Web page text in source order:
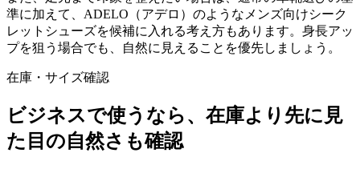
準に加えて、ADELO（アデロ）のようなメンズ向けシーク
レットシューズを候補に入れる考え方もあります。身長アッ
プを狙う場合でも、自然に見えることを優先しましょう。
在庫・サイズ確認
ビジネスで使うなら、在庫より先に見
た目の自然さも確認